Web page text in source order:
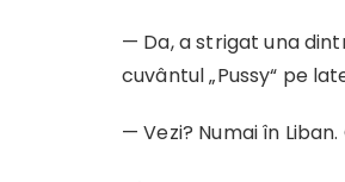
— Da, a strigat una
cuvântul „Pussy“ pe
— Vezi? Numai în